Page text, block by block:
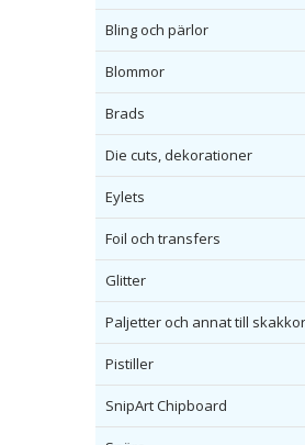
Bling och pärlor
Blommor
Brads
Die cuts, dekorationer
Eylets
Foil och transfers
Glitter
Paljetter och annat till
Pistiller
SnipArt Chipboard